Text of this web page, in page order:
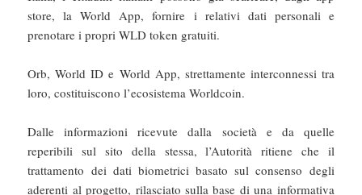
store, la World App, fornire i relativi dati personali e
prenotare i propri WLD token gratuiti.
Orb, World ID e World App, strettamente interconnessi tra
loro, costituiscono l’ecosistema Worldcoin.
Dalle informazioni ricevute dalla società e da quelle
reperibili sul sito della stessa, l’Autorità ritiene che il
trattamento dei dati biometrici basato sul consenso degli
aderenti al progetto, rilasciato sulla base di una informativa